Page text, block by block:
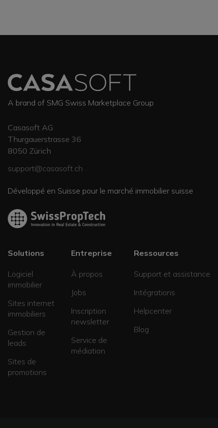
A brand of SMG Swiss Marketplace Group
Casasoft AG
Thurgauerstrasse 36
8050 Zürich
support@casasoft.ch
Développé en Suisse pour le marché immobilier suisse
Solutions
Logiciel
immobilier
Sites internet
immobiliers
Gestion de
leads
Sites de
promotions
Entreprise
À propos
Jobs
Inscription
newsletter
Service de
médiation
Ressources
Support et assistance
Intégrations
Helpcenter
Blog